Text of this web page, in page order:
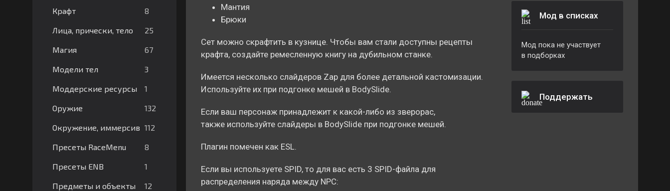
Крафт 8
Лица, прически, тело 25
Магия 67
Модели тел 3
Моддерские ресурсы 1
Оружие 132
Окружение, иммерсив 112
Пресеты RaceMenu 8
Пресеты ENB 1
Предметы и объекты 12
Мантия
Брюки
Сет можно скрафтить в кузнице. Чтобы вам стали доступны рецепты
крафта, создайте ремесленную книгу на дубильном станке.
Имеется несколько слайдеров Zap для более детальной кастомизации.
Используйте их при подгонке мешей в BodySlide.
Если ваш персонаж принадлежит к какой-либо из зверорас,
также используйте слайдеры в BodySlide при подгонке мешей.
Плагин помечен как ESL.
Если вы используете SPID, то для вас есть 3 SPID-файла для
распределения наряда между NPC:
Мод в списках
Мод пока не участвует
в подборках
Поддержать